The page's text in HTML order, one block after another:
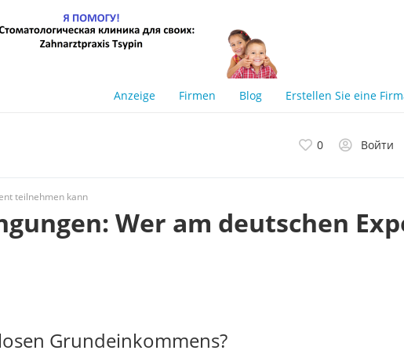
Anzeige Firmen Blog Erstellen Sie eine
0 Войти
teilnehmen kann
Wer am deutschen
Grundeinkommens?